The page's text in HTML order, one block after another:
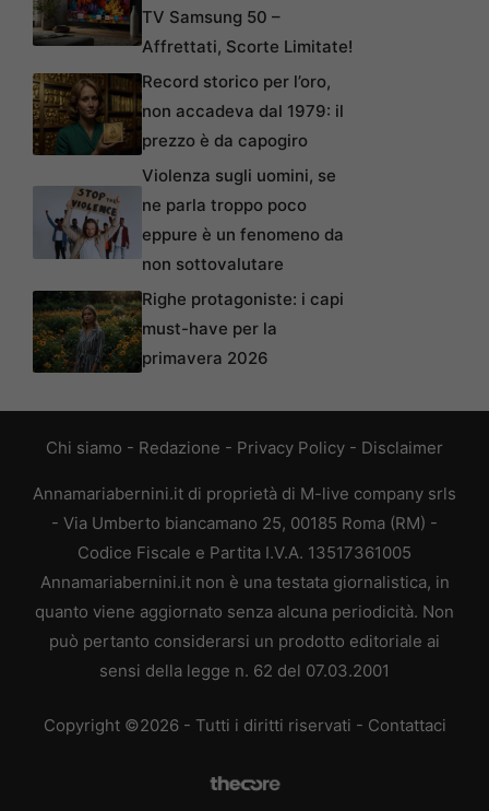
TV Samsung 50 –
Affrettati, Scorte Limitate!
Record storico per l’oro,
non accadeva dal 1979: il
prezzo è da capogiro
Violenza sugli uomini, se
ne parla troppo poco
eppure è un fenomeno da
non sottovalutare
Righe protagoniste: i capi
must-have per la
primavera 2026
Chi siamo - Redazione - Privacy Policy - Disclaimer
Annamariabernini.it di proprietà di M-live company srls
- Via Umberto biancamano 25, 00185 Roma (RM) -
Codice Fiscale e Partita I.V.A. 13517361005
Annamariabernini.it non è una testata giornalistica, in
quanto viene aggiornato senza alcuna periodicità. Non
può pertanto considerarsi un prodotto editoriale ai
sensi della legge n. 62 del 07.03.2001
Copyright ©2026 - Tutti i diritti riservati - Contattaci